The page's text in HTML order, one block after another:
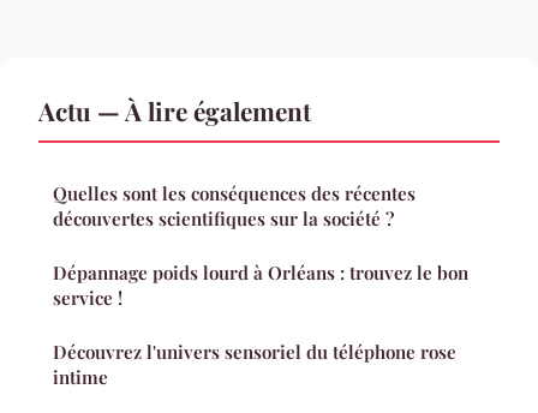
Actu — À lire également
Quelles sont les conséquences des récentes
découvertes scientifiques sur la société ?
Dépannage poids lourd à Orléans : trouvez le bon
service !
Découvrez l'univers sensoriel du téléphone rose
intime